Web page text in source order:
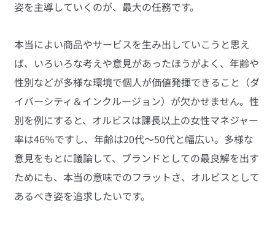
姿を主導していくのが、最大の任務です。
本当によい商品やサービスを生み出していこうと思え
ば、いろいろな考えや意見があったほうがよく、年齢や
性別などが多様な環境で個人が価値発揮できること（ダ
イバーシティ＆インクルージョン）が欠かせません。性
別を例にすると、オルビスは課長以上の女性マネジャー
率は46％ですし、年齢は20代～50代と幅広い。多様な
意見をもとに議論して、ブランドとしての最良解を出す
ためにも、本当の意味でのフラットさ、オルビスとして
あるべき姿を追求したいです。